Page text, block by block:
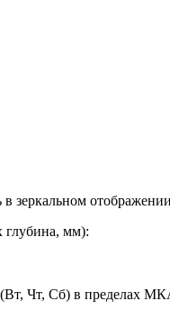
зеркальном отображении
глубина, мм):
(Вт, Чт, Сб) в пределах